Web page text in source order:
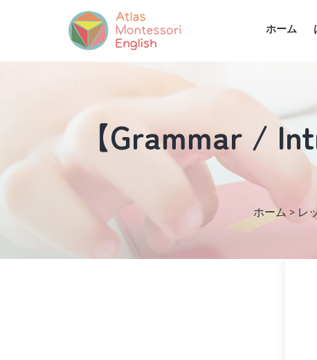
ホーム
【Grammar /
ホーム > レ